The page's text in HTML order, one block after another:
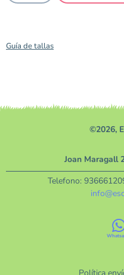
Guía de tallas
©2026,
Joan Maragall
Telefono: